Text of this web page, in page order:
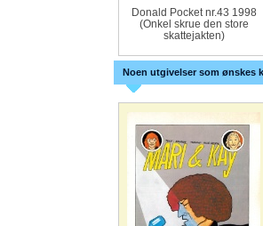
Donald Pocket nr.43 1998
(Onkel skrue den store
skattejakten)
Noen utgivelser som ønskes